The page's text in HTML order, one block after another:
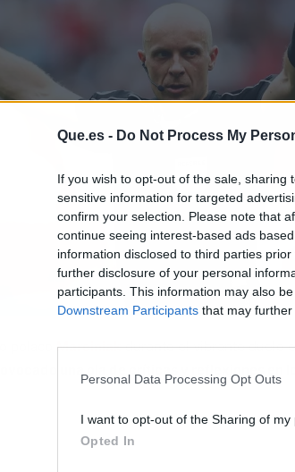
Que.es - Do Not Process My
If you wish to opt-out of the sale,
sensitive information for targeted
confirm your selection. Please note that
continue seeing interest-based ads
information disclosed to third parties
further disclosure of your personal
participants. This information may also
Downstream Participants that may further
Personal Data Processing Opt Outs
I want to opt-out of the Sharing of my
Opted In
polaco Marciniakdurante el vibrante duelo
una ola de críticas y reflexiones en